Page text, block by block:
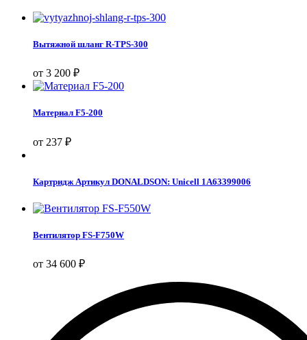
Вытяжной шланг R-TPS-300
от 3 200 ₽
Материал F5-200
от 237 ₽
Картридж Артикул DONALDSON: Unicell 1A63399006
Вентилятор FS-F750W
от 34 600 ₽